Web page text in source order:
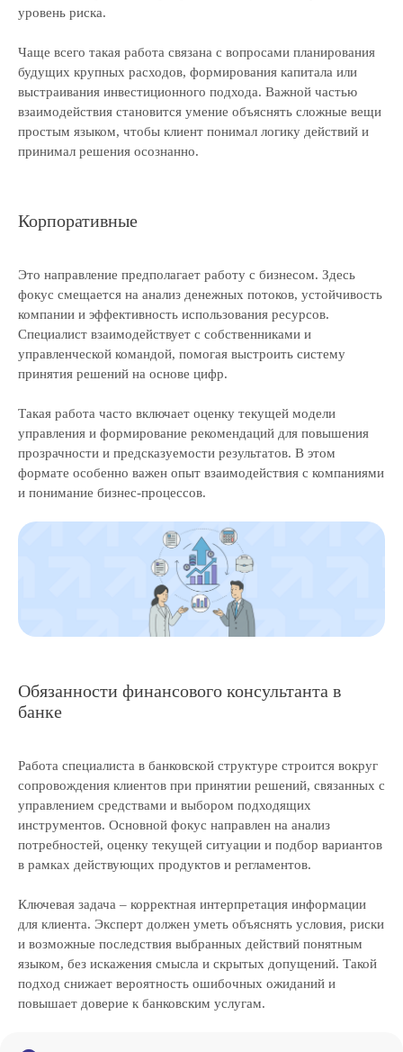
уровень риска.
Чаще всего такая работа связана с вопросами планирования
будущих крупных расходов, формирования капитала или
выстраивания инвестиционного подхода. Важной частью
взаимодействия становится умение объяснять сложные вещи
простым языком, чтобы клиент понимал логику действий и
принимал решения осознанно.
Корпоративные
Это направление предполагает работу с бизнесом. Здесь
фокус смещается на анализ денежных потоков, устойчивость
компании и эффективность использования ресурсов.
Специалист взаимодействует с собственниками и
управленческой командой, помогая выстроить систему
принятия решений на основе цифр.
Такая работа часто включает оценку текущей модели
управления и формирование рекомендаций для повышения
прозрачности и предсказуемости результатов. В этом
формате особенно важен опыт взаимодействия с компаниями
и понимание бизнес-процессов.
Обязанности финансового консультанта в
банке
Работа специалиста в банковской структуре строится вокруг
сопровождения клиентов при принятии решений, связанных с
управлением средствами и выбором подходящих
инструментов. Основной фокус направлен на анализ
потребностей, оценку текущей ситуации и подбор вариантов
в рамках действующих продуктов и регламентов.
Ключевая задача – корректная интерпретация информации
для клиента. Эксперт должен уметь объяснять условия, риски
и возможные последствия выбранных действий понятным
языком, без искажения смысла и скрытых допущений. Такой
подход снижает вероятность ошибочных ожиданий и
повышает доверие к банковским услугам.